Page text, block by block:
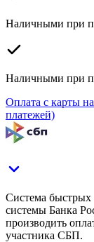
Наличными при
Наличными при
Оплата с карты
платежей)
Система
системы Банка
производить
участника СБП.